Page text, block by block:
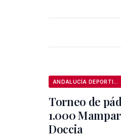
Torneo de
1.000
Doccia